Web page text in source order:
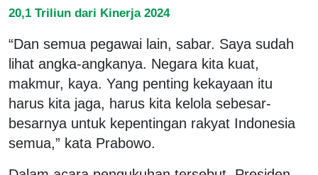
20,1 Triliun dari Kinerja 2024
“Dan semua pegawai lain, sabar. Saya sudah
lihat angka-angkanya. Negara kita kuat,
makmur, kaya. Yang penting kekayaan itu
harus kita jaga, harus kita kelola sebesar-
besarnya untuk kepentingan rakyat Indonesia
semua,” kata Prabowo.